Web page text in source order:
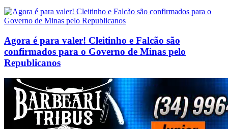
Agora é para valer! Cleitinho e Falcão são
confirmados para o Governo de Minas pelo
Republicanos